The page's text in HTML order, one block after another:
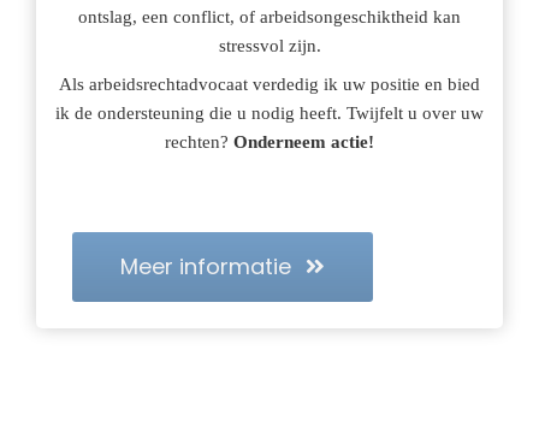
ontslag, een conflict, of arbeidsongeschiktheid kan
stressvol zijn.
Als arbeidsrechtadvocaat verdedig ik uw positie en bied
ik de ondersteuning die u nodig heeft. Twijfelt u over uw
rechten? Onderneem actie!
Meer informatie